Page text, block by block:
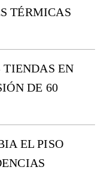
TÉRMICAS
TIENDAS EN
DE 60
EL PISO